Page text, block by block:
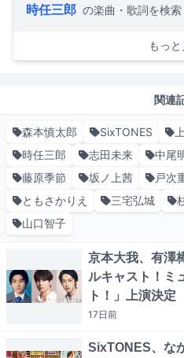
時任三郎 の楽曲・歌詞を検索
もっと
関連
森本慎太郎 SixTONES
時任三郎
志田未来 中尾
藤原季節
坂ノ上茜 戸次
ともさかりえ
三宅弘城
山口智子
京本大我、有澤
ルキャスト！ミ
ト！」上演決定
17日前
SixTONES、な